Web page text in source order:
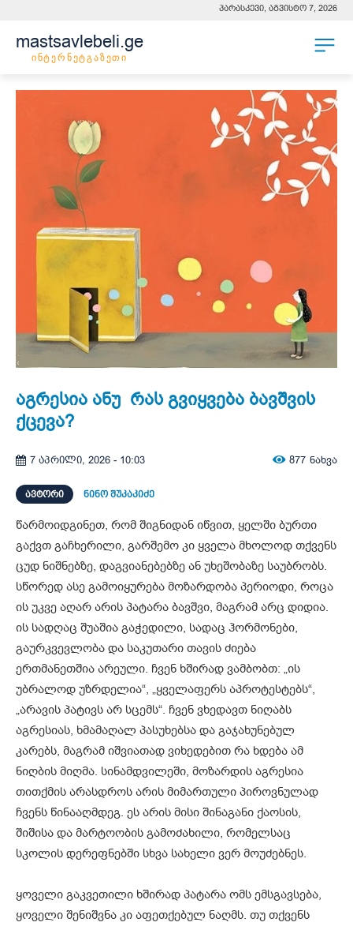
პარასკევი, აგვისტო 7, 2026
mastsavlebeli.ge
ინტერნეტგაზეთი
აგრესია ანუ რას გვიყვება ბავშვის
ქცევა?
7 აპრილი, 2026 - 10:03 877 ნახვა
ᲐᲕᲢᲝᲠᲘ ნინო შუკაკიძე
წარმოიდგინეთ, რომ შიგნიდან იწვით, ყელში ბურთი
გაქვთ გაჩხერილი, გარშემო კი ყველა მხოლოდ თქვენს
ცუდ ნიშნებზე, დაგვიანებებზე ან უხეშობაზე საუბრობს.
სწორედ ასე გამოიყურება მოზარდობა პერიოდი, როცა
ის უკვე აღარ არის პატარა ბავშვი, მაგრამ არც დიდია.
ის სადღაც შუაშია გაჭედილი, სადაც ჰორმონები,
გაურკვევლობა და საკუთარი თავის ძიება
ერთმანეთშია არეული. ჩვენ ხშირად ვამბობთ: „ის
უბრალოდ უზრდელია“, „ყველაფერს აპროტესტებს“,
„არავის პატივს არ სცემს“. ჩვენ ვხედავთ ნიღაბს
აგრესიას, ხმამაღალ პასუხებსა და გაჯახუნებულ
კარებს, მაგრამ იშვიათად ვიხედებით რა ხდება ამ
ნიღბის მიღმა. სინამდვილეში, მოზარდის აგრესია
თითქმის არასდროს არის მიმართული პიროვნულად
ჩვენს წინააღმდეგ. ეს არის მისი შინაგანი ქაოსის,
შიშისა და მარტოობის გამოძახილი, რომელსაც
სკოლის დერეფნებში სხვა სახელი ვერ მოუძებნეს.
ყოველი გაკვეთილი ხშირად პატარა ომს ემსგავსება,
ყოველი შენიშვნა კი აფეთქებულ ნაღმს. თუ თქვენს